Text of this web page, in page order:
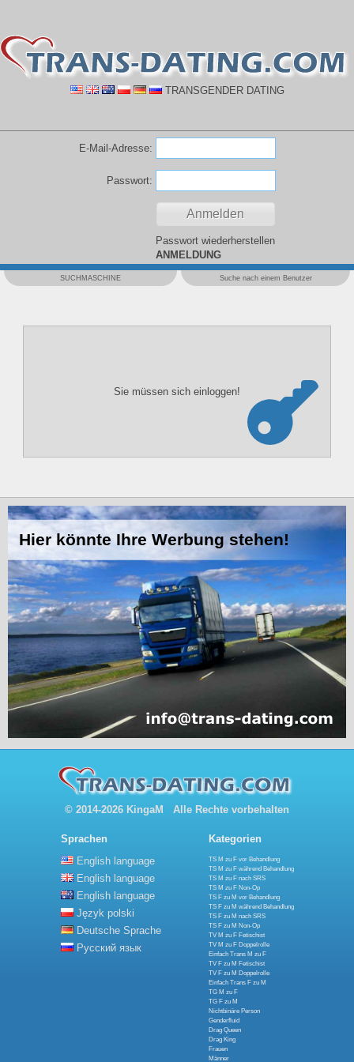
TRANSGENDER DATING
E-Mail-Adresse:
Passwort:
Passwort wiederherstellen
ANMELDUNG
SUCHMASCHINE Suche nach einem Benutzer
Sie müssen sich einloggen!
© 2014-2026 KingaM Alle Rechte vorbehalten
Sprachen
English language
English language
English language
Język polski
Deutsche Sprache
Русский язык
Kategorien
TS M zu F vor Behandlung
TS M zu F während Behandlung
TS M zu F nach SRS
TS M zu F Non-Op
TS F zu M vor Behandlung
TS F zu M während Behandlung
TS F zu M nach SRS
TS F zu M Non-Op
TV M zu F Fetischist
TV M zu F Doppelrolle
Einfach Trans M zu F
TV F zu M Fetischist
TV F zu M Doppelrolle
Einfach Trans F zu M
TG M zu F
TG F zu M
Nichtbinäre Person
Genderfluid
Drag Queen
Drag King
Frauen
Männer